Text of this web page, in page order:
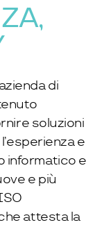
di
soluzioni
e
informatico e
e più
attesta la